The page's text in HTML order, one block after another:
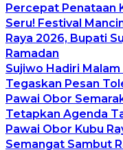
Percepat Penataan
Seru! Festival
Raya 2026, Bupati
Ramadan
Sujiwo Hadiri
Tegaskan Pesan
Pawai Obor
Tetapkan Agenda
Pawai Obor Kubu
Semangat Sambut